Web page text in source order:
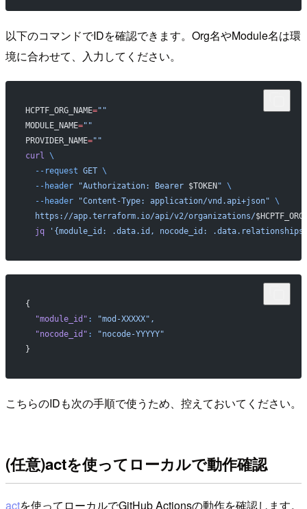
以下のコマンドでIDを確認できます。Org名やModule名は環
境に合わせて、入力してください。
HCPTF_ORG_NAME=""
MODULE_NAME=""
PROVIDER_NAME=""
curl
\
  --request
GET \
  --header
"Authorization: Bearer $TOKEN" \
  --header
"Content-Type: application/vnd.api+json" \
  https://app.terraform.io/api/v2/organizations/
  jq
'{module_id: .data.id, nocode_id:
{
  "module_id"
:
"mod-XXXXX",
  "nocode_id"
:
"nocode-YYYYY"
}
こちらのIDも次の手順で使うため、控えておいてください。
(任意)actを使ってローカルで動作確認
actを使ってローカルでGitHub Actionsの動作を確認します。